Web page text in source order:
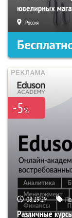
ювелирных
Россия
-5%
08:29:29
Различные